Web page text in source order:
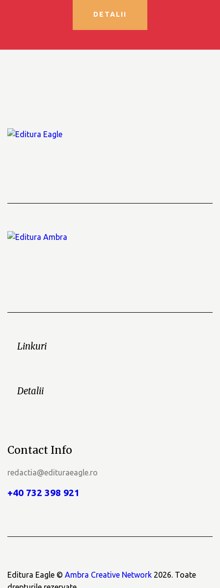
DETALII
Linkuri
Detalii
Contact Info
redactia@edituraeagle.ro
+40 732 398 921
Editura Eagle © Ambra Creative Network 2026. Toate